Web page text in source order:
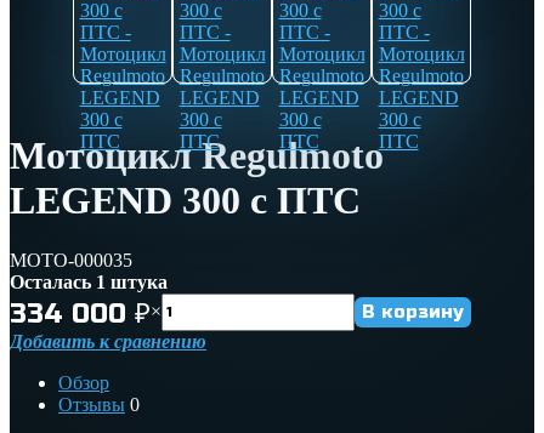
Мотоцикл Regulmoto
LEGEND 300 с ПТС
MOTO-000035
Осталась 1 штука
334 000 ₽×
Добавить к сравнению
Обзор
Отзывы 0